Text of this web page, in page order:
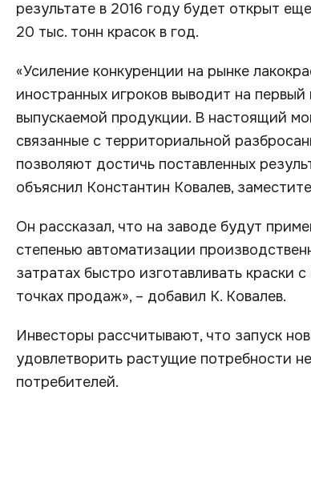
результате в 2016 году будет открыт
20 тыс. тонн красок в год.
«Усиление конкуренции на рынке
иностранных игроков выводит на
выпускаемой продукции. В настоящий
связанные с территориальной
позволяют достичь поставленных
объяснил Константин Ковалев,
Он рассказал, что на заводе будут
степенью автоматизации
затратах быстро изготавливать краски
точках продаж», – добавил К. Ковалев.
Инвесторы рассчитывают, что запуск
удовлетворить растущие потребности
потребителей.